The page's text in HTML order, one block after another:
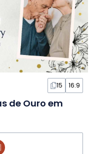
15 16:9
de Ouro em